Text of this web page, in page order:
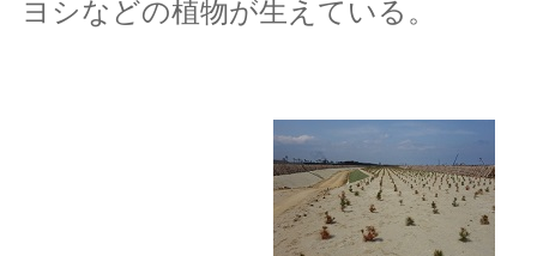
ヨシなどの植物が生えている。